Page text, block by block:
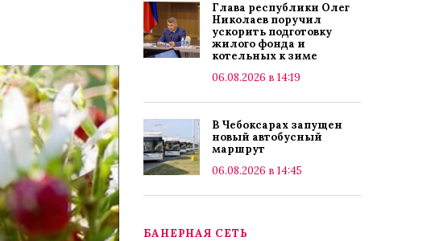
Глава республики Олег
Николаев поручил
ускорить подготовку
жилого фонда и
котельных к зиме
06.08.2026 в 14:19
В Чебоксарах запущен
новый автобусный
маршрут
06.08.2026 в 14:45
БАНЕРНАЯ СЕТЬ